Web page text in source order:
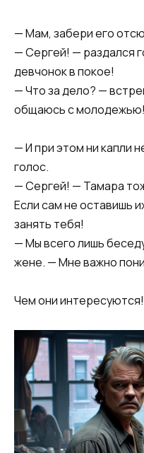
— Мам, забери его
— Сергей! — раздался
девчонок в покое!
— Что за дело? —
общаюсь с молодежью!
— И при этом ни капли
голос.
— Сергей! — Тамара
Если сам не оставишь
занять тебя!
— Мы всего лишь
жене. — Мне важно
Чем они интересуются!